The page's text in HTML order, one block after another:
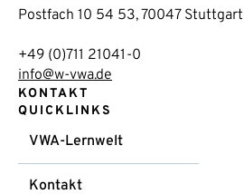
Postfach 10 54 53, 70047 Stuttgart
+49 (0)711 21041-0
info@w-vwa.de
KONTAKT
QUICKLINKS
VWA-Lernwelt
Kontakt